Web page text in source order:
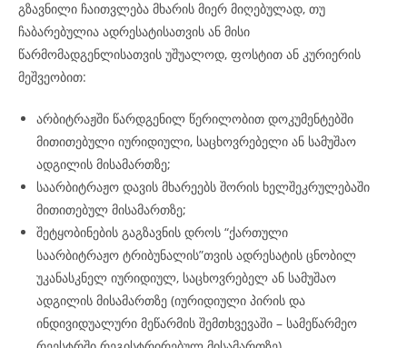
გზავნილი ჩაითვლება მხარის მიერ მიღებულად, თუ
ჩაბარებულია ადრესატისათვის ან მისი
წარმომადგენლისათვის უშუალოდ, ფოსტით ან კურიერის
მეშვეობით:
არბიტრაჟში წარდგენილ წერილობით დოკუმენტებში
მითითებული იურიდიული, საცხოვრებელი ან სამუშაო
ადგილის მისამართზე;
საარბიტრაჟო დავის მხარეებს შორის ხელშეკრულებაში
მითითებულ მისამართზე;
შეტყობინების გაგზავნის დროს “ქართული
საარბიტრაჟო ტრიბუნალის”თვის ადრესატის ცნობილ
უკანასკნელ იურიდიულ, საცხოვრებელ ან სამუშაო
ადგილის მისამართზე (იურიდიული პირის და
ინდივიდუალური მეწარმის შემთხვევაში – სამეწარმეო